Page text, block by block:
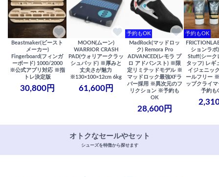
Beastmaker(ビースト
メーカー)
Fingerboard(フィンガ
ーボード) 1000/2000
※公式アプリ対応 ※指
トレ決定版
30,800円
MOON(ムーン)
WARRIOR CRASH
PAD(ウォリアークラッ
シュパッド) ※厚みと
丈夫さが魅力
※130×100×12cm 6kg
61,600円
予約もOK
MadRock(マッドロッ
ク) Remora Pro
ADVANCED(レモラ プ
ロ アドバンスト) ※限
定リミテッドモデル ※
マッドロック最強XFラ
バー採用 ※異次元のフ
リクション ※予約も
OK
28,600円
予約もOK
ションラボ
Stuff(シーク
タッフ) レギ
イジェニッ
ールフリー
ップクライ
予約も
オトクなセールやセット
シューズを特徴から探せます